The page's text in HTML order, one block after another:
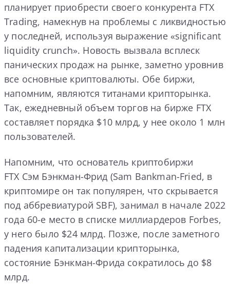
планирует приобрести своего конкурента FTX
Trading, намекнув на проблемы с ликвидностью
у последней, используя выражение «significant
liquidity crunch». Новость вызвала всплеск
панических продаж на рынке, заметно уровнив
все основные криптовалюты. Обе биржи,
напомним, являются титанами крипторынка.
Так, ежедневный объем торгов на бирже FTX
составляет порядка $10 млрд, у нее около 1 млн
пользователей.
Напомним, что основатель криптобиржи
FTX Сэм Бэнкман-Фрид (Sam Bankman-Fried, в
криптомире он так популярен, что скрывается
под аббревиатурой SBF), занимал в начале 2022
года 60-е место в списке миллиардеров Forbes,
у него было $24 млрд. Позже, после заметного
падения капитализации крипторынка,
состояние Бэнкман-Фрида сократилось до $8
млрд.